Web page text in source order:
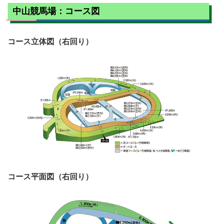
中山競馬場：コース図
コース立体図（右回り）
コース平面図（右回り）